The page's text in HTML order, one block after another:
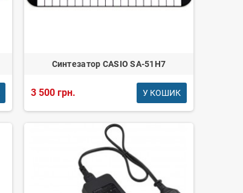
Синтезатор CASIO SA-51H7
3 500 грн. У КОШИК